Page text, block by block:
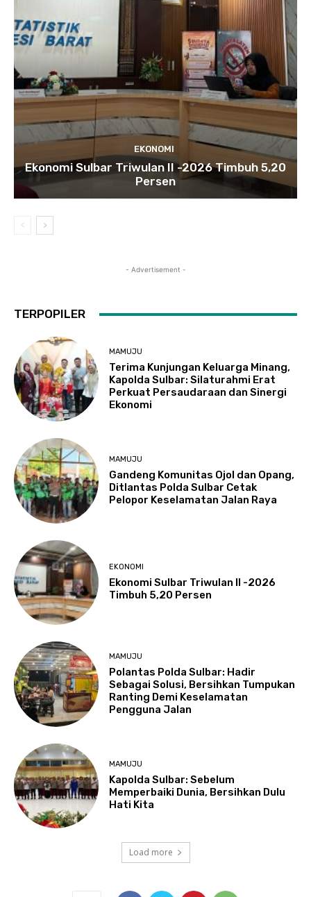
EKONOMI
Ekonomi Sulbar Triwulan II -2026 Timbuh 5,20
Persen
- Advertisement -
TERPOPILER
MAMUJU
Terima Kunjungan Keluarga Minang,
Kapolda Sulbar: Silaturahmi Erat
Perkuat Persaudaraan dan Sinergi
Ekonomi
MAMUJU
Gandeng Komunitas Ojol dan Opang,
Ditlantas Polda Sulbar Cetak
Pelopor Keselamatan Jalan Raya
EKONOMI
Ekonomi Sulbar Triwulan II -2026
Timbuh 5,20 Persen
MAMUJU
Polantas Polda Sulbar: Hadir
Sebagai Solusi, Bersihkan Tumpukan
Ranting Demi Keselamatan
Pengguna Jalan
MAMUJU
Kapolda Sulbar: Sebelum
Memperbaiki Dunia, Bersihkan Dulu
Hati Kita
Load more